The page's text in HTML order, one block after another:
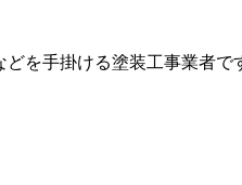
を手掛ける塗装工事業者で